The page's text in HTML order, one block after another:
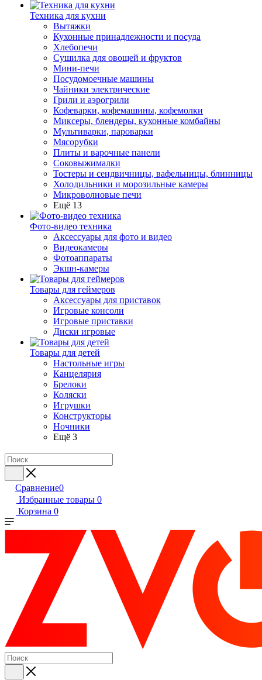
Техника для кухни
Вытяжки
Кухонные принадлежности и посуда
Хлебопечи
Сушилка для овощей и фруктов
Мини-печи
Посудомоечные машины
Чайники электрические
Грили и аэрогрили
Кофеварки, кофемашины, кофемолки
Миксеры, блендеры, кухонные комбайны
Мультиварки, пароварки
Мясорубки
Плиты и варочные панели
Соковыжималки
Тостеры и сендвичницы, вафельницы, блинницы
Холодильники и морозильные камеры
Микроволновые печи
Ещё 13
Фото-видео техника
Аксессуары для фото и видео
Видеокамеры
Фотоаппараты
Экшн-камеры
Товары для геймеров
Аксессуары для приставок
Игровые консоли
Игровые приставки
Диски игровые
Товары для детей
Настольные игры
Канцелярия
Брелоки
Коляски
Игрушки
Конструкторы
Ночники
Ещё 3
Сравнение0
Избранные товары 0
Корзина 0